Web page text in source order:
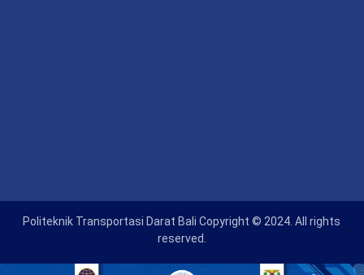
Politeknik Transportasi Darat Bali Copyright © 2024. All rights
reserved.